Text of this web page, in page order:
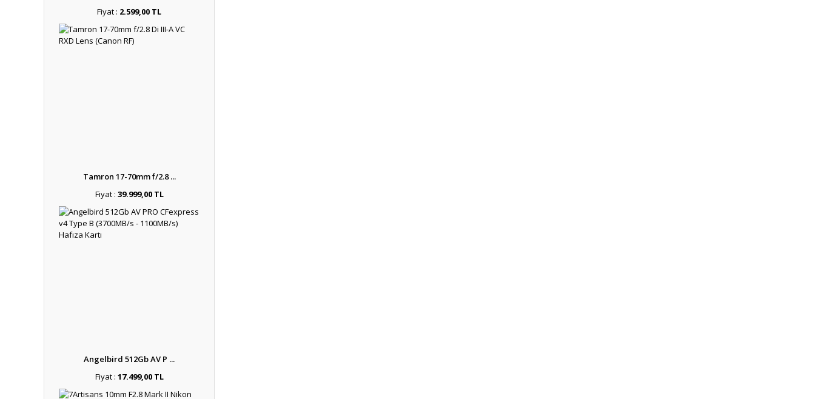
Fiyat : 2.599,00 TL
Tamron 17-70mm f/2.8 ...
Fiyat : 39.999,00 TL
Angelbird 512Gb AV P ...
Fiyat : 17.499,00 TL